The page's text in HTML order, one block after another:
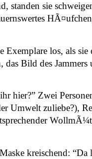
sie
los, als
das Bild des
hier?” Zwei
Umwelt zuliebe?),
kreischend: